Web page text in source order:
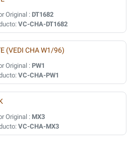
Original : DT1682
VC-CHA-DT1682
(VEDI CHA W1/96)
Original : PW1
VC-CHA-PW1
Original : MX3
VC-CHA-MX3